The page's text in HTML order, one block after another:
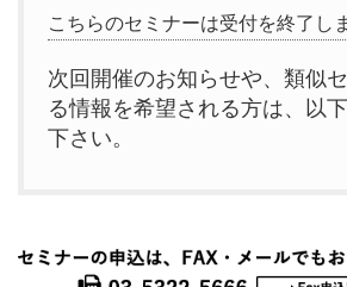
こちらのセミナーは受付を終了し
次回開催のお知らせや、類似
る情報を希望される方は、以
下さい。